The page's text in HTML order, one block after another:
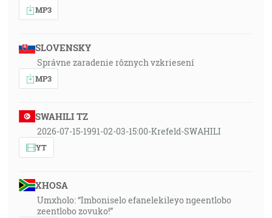
MP3
SLOVENSKY
Správne zaradenie rôznych vzkriesení
MP3
SWAHILI TZ
2026-07-15-1991-02-03-15:00-Krefeld-SWAHILI
YT
XHOSA
Umxholo: “Imboniselo efanelekileyo ngeentlobo
zeentlobo zovuko!”